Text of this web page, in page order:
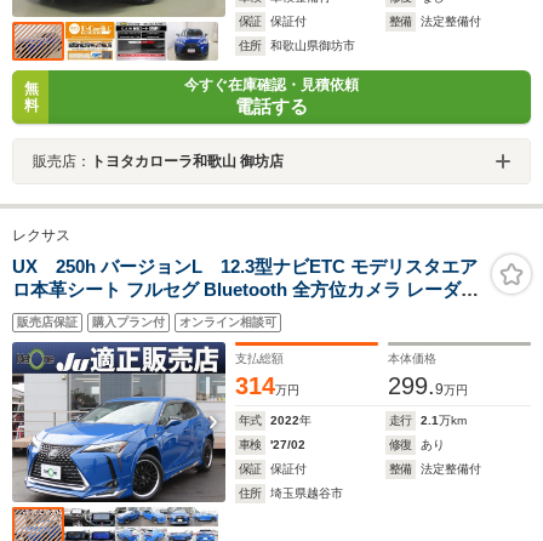
保証
保証付 整備
法定整備付
住所
和歌山県御坊市
無
料
今すぐ在庫確認・見積依頼
電話する
販売店： トヨタカローラ和歌山 御坊店
レクサス
UX 250h バージョンL 12.3型ナビETC モデリスタエア
ロ本革シート フルセグ Bluetooth 全方位カメラ レーダー
クルーズ 衝突軽減ブレーキ レーンキープ 後方死角センサ
ー エアシート シートヒーター スマートキー LEDライト
LEDフォグ
販売店保証 購入プラン付 オンライン相談可
支払総額
314万円
本体価格
299.9万円
年式 2022年 走行 2.1万km
車検
'27/02 修復
あり
保証
保証付 整備
法定整備付
住所
埼玉県越谷市